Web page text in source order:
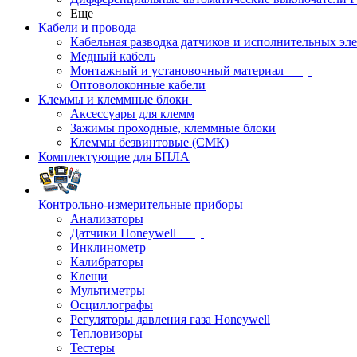
Еще
Кабели и провода
Кабельная разводка датчиков и исполнительных
Медный кабель
Монтажный и установочный материал
Оптоволоконные кабели
Клеммы и клеммные блоки
Аксессуары для клемм
Зажимы проходные, клеммные блоки
Клеммы безвинтовые (СМК)
Комплектующие для БПЛА
Контрольно-измерительные приборы
Анализаторы
Датчики Honeywell
Инклинометр
Калибраторы
Клещи
Мультиметры
Осциллографы
Регуляторы давления газа Honeywell
Тепловизоры
Тестеры